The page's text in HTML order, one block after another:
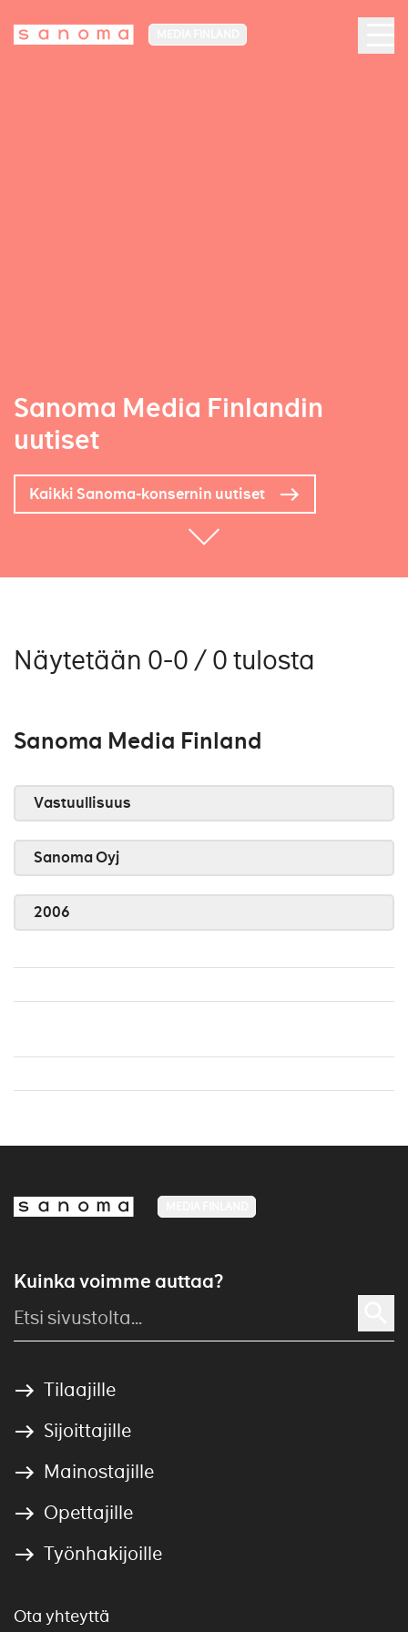
Sanoma Media Finlandin
uutiset
Kaikki Sanoma-konsernin uutiset
Näytetään 0-0 / 0 tulosta
Sanoma Media Finland
Vastuullisuus
Sanoma Oyj
2006
Kuinka voimme auttaa?
Tilaajille
Sijoittajille
Mainostajille
Opettajille
Työnhakijoille
Ota yhteyttä